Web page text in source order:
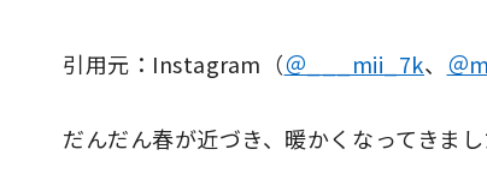
引用元：Instagram（＠___mii_7k、 ＠
だんだん春が近づき、暖かくなってきまし